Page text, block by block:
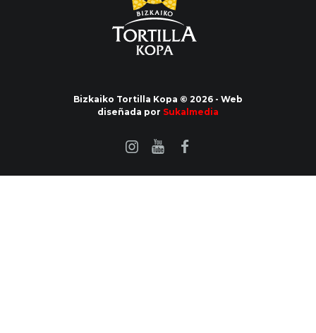
Bizkaiko Tortilla Kopa © 2026 - Web
diseñada por Sukalmedia